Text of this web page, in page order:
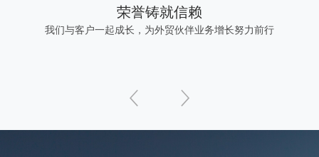
荣誉铸就信赖
我们与客户一起成长，为外贸伙伴业务增长努力前行